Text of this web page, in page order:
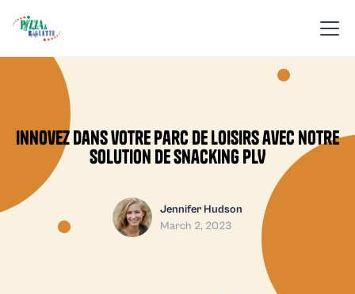
Innovez dans votre parc de loisirs avec notre
solution de snacking PLV
Jennifer Hudson
March 2, 2023